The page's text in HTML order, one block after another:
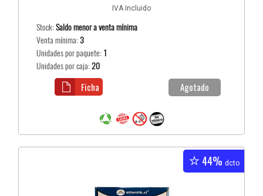
IVA Incluido
Stock:Saldo menor a venta mínima
Venta mínima:3
Unidades por paquete: 1
Unidades por caja:20
Agotado
Ficha
44% dcto